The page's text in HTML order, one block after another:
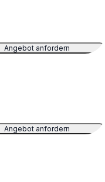
Angebot anfordern
Angebot anfordern